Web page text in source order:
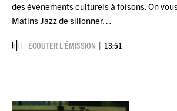
des évènements culturels à foisons. On
Matins Jazz de sillonner…
ÉCOUTER L’ÉMISSION 13:51